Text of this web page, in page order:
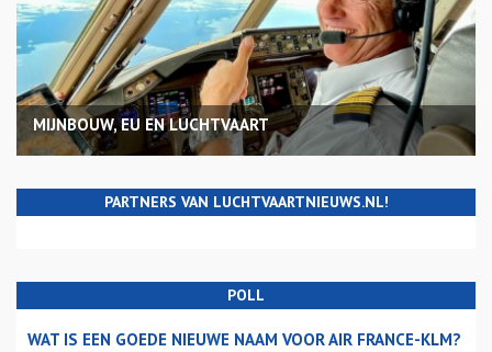
MIJNBOUW, EU EN LUCHTVAART
PARTNERS VAN LUCHTVAARTNIEUWS.NL!
POLL
WAT IS EEN GOEDE NIEUWE NAAM VOOR AIR FRANCE-KLM?